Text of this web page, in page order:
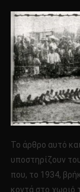
Το άρθρο αυτό
υποστηρίζουν
που, το 1934,
κοντά στο χωριό